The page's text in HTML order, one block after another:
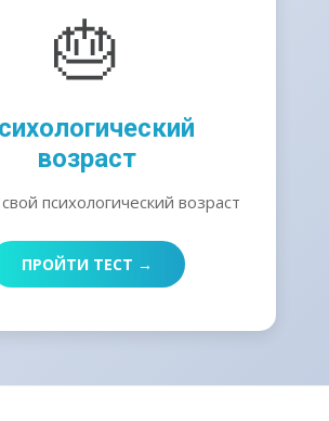
🎂
возраст
психологический возраст
ПРОЙТИ ТЕСТ →